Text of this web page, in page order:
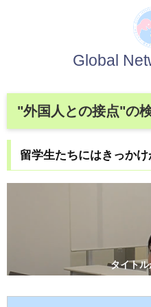
Global
"外国人との接点"の
留学生たちにはきっかけ
タイト